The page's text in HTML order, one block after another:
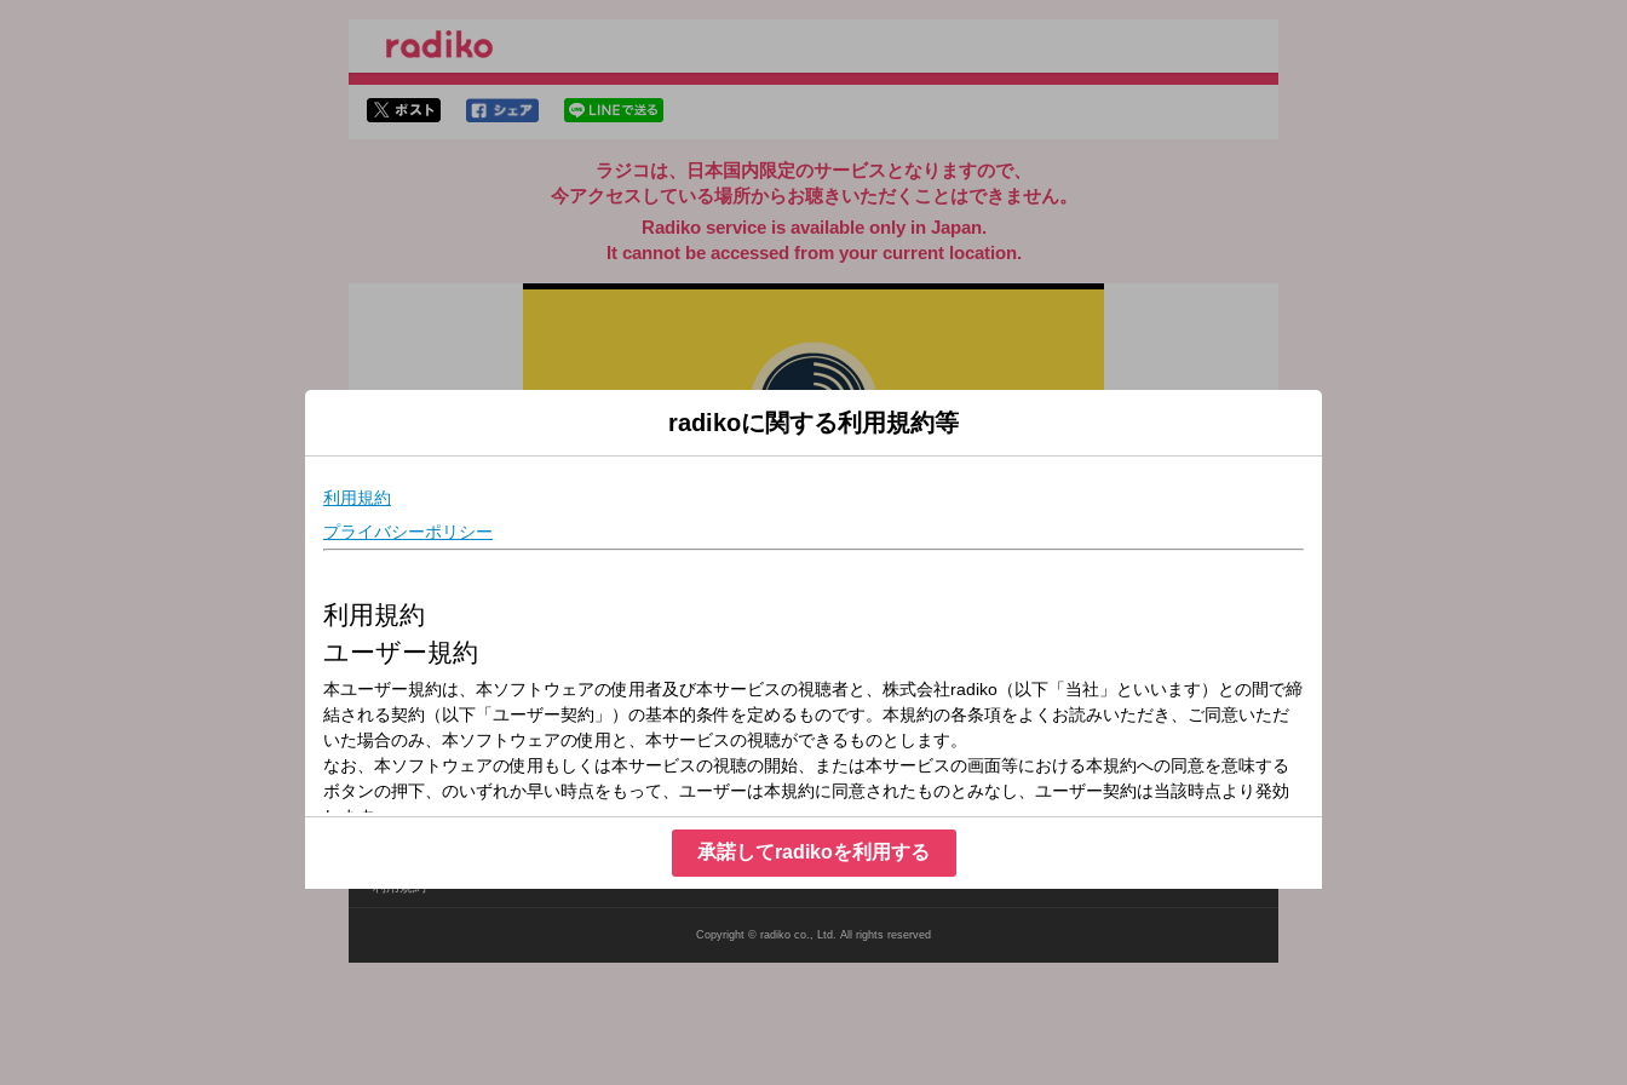
ラジコは、日本国内限定のサービスとなりますので、
今アクセスしている場所からお聴きいただくことはできません。
Radiko service is available only in Japan.
It cannot be accessed from your current location.
放送局
放送時間
2026年7月5日（日）11:55～12:00
番組名
SBSラジオ マンスリーパワープレイ
利用規約
Copyright © radiko co., Ltd. All rights reserved
radikoに関する利用規約等
承諾してradikoを利用する